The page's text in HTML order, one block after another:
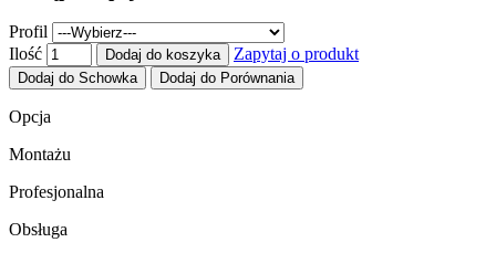
Profil
Ilość
Dodaj do koszyka Zapytaj o produkt
Dodaj do Schowka Dodaj do Porównania
Opcja
Montażu
Profesjonalna
Obsługa